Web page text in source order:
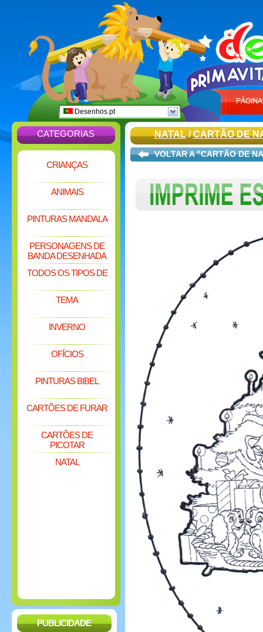
Desenhos.pt
CATEGORIAS
CRIANÇAS
ANIMAIS
PINTURAS MANDALA
PERSONAGENS DE
BANDA DESENHADA
TODOS OS TIPOS DE
TEMA
INVERNO
OFÍCIOS
PINTURAS BIBEL
CARTÕES DE FURAR
CARTÕES DE
PICOTAR
NATAL
PUBLICIDADE
NATAL/CARTÃO DE
VOLTAR A "CARTÃO DE